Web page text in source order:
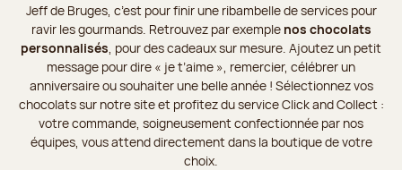
Jeff de Bruges, c’est pour finir une ribambelle de services pour
ravir les gourmands. Retrouvez par exemple nos chocolats
personnalisés , pour des cadeaux sur mesure. Ajoutez un petit
message pour dire « je t’aime », remercier, célébrer un
anniversaire ou souhaiter une belle année ! Sélectionnez vos
chocolats sur notre site et profitez du service Click and Collect :
votre commande, soigneusement confectionnée par nos
équipes, vous attend directement dans la boutique de votre
choix.